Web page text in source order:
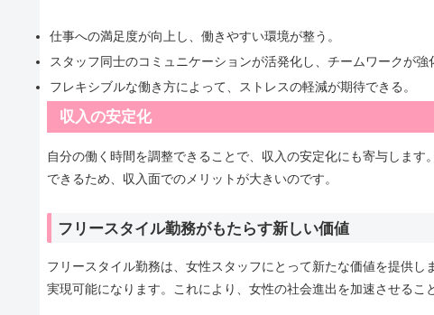
仕事への満足度が向上し、働きやすい環境が整う。
スタッフ同士のコミュニケーションが活発化し、チームワークが強
フレキシブルな働き方によって、ストレスの軽減が期待できる。
収入の安定化
自分の働く時間を調整できることで、収入の安定化にも寄与しま
できるため、収入面でのメリットが大きいのです。
フリースタイル勤務がもたらす新しい価値
フリースタイル勤務は、女性スタッフにとって新たな価値を提供
実現可能になります。これにより、女性の社会進出を加速させるこ